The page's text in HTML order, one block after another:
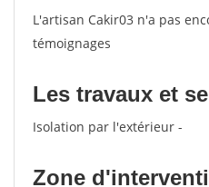
L'artisan Cakir03 n'a pas
témoignages
Les travaux et
Isolation par l'extérieur -
Zone